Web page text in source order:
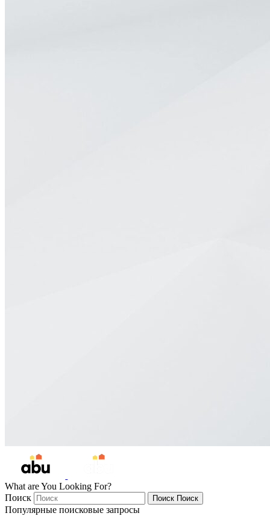
What are You Looking For?
Поиск
Поиск Поиск
Популярные поисковые запросы